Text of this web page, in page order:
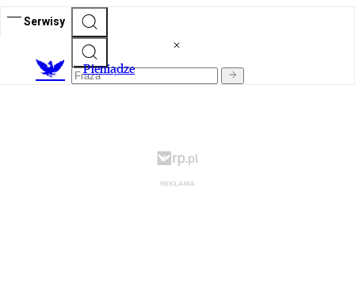
Serwisy
Pieniądze